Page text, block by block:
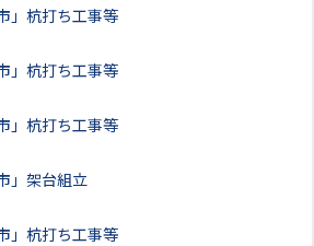
」杭打ち工事等
」杭打ち工事等
」杭打ち工事等
」架台組立
」杭打ち工事等